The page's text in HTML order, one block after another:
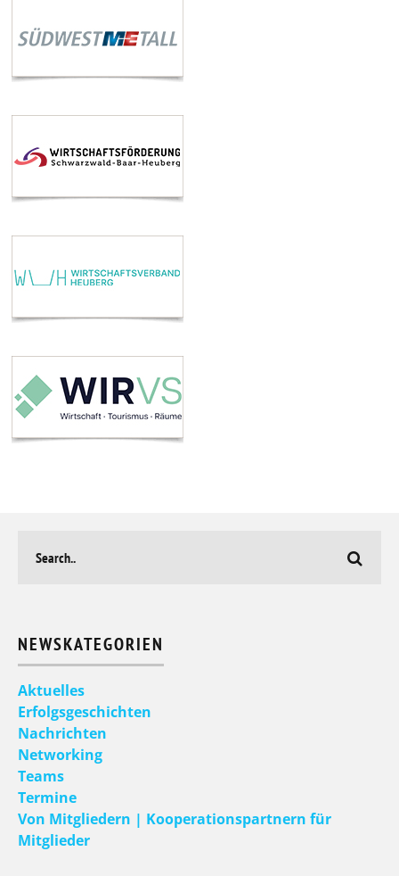
NEWSKATEGORIEN
Aktuelles
Erfolgsgeschichten
Nachrichten
Networking
Teams
Termine
Von Mitgliedern | Kooperationspartnern für
Mitglieder